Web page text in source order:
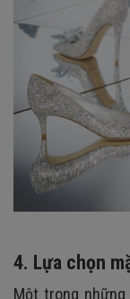
4. Lựa chọn
Một trong